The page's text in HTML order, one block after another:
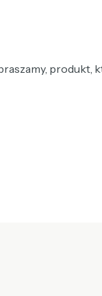
produkt,